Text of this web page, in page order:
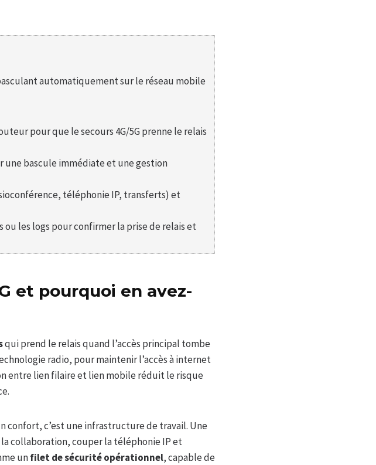
automatiquement sur le réseau mobile
pour que le secours 4G/5G prenne le relais
une bascule immédiate et une gestion
téléphonie IP, transferts) et
les logs pour confirmer la prise de relais et
et pourquoi en avez-
qui prend le relais quand l’accès principal tombe
radio, pour maintenir l’accès à internet
entre lien filaire et lien mobile réduit le risque
confort, c’est une infrastructure de travail. Une
collaboration, couper la téléphonie IP et
unfilet de sécurité opérationnel, capable de